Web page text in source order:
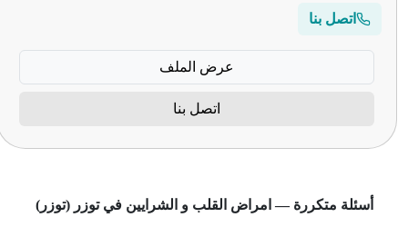
اتصل بنا
عرض الملف
اتصل بنا
أسئلة متكررة — امراض القلب و الشرايين في توزر (توزر)